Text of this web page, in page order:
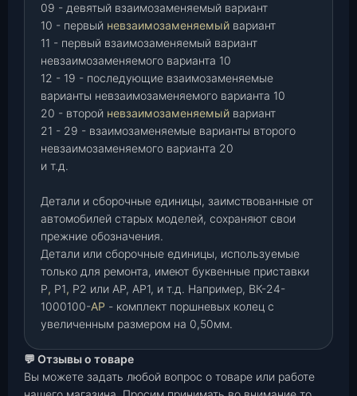
09 - девятый взаимозаменяемый вариант
10 - первый невзаимозаменяемый вариант
11 - первый взаимозаменяемый вариант
невзаимозаменяемого варианта 10
12 - 19 - последующие взаимозаменяемые
варианты невзаимозаменяемого варианта 10
20 - второй невзаимозаменяемый вариант
21 - 29 - взаимозаменяемые варианты второго
невзаимозаменяемого варианта 20
и т.д.
Детали и сборочные единицы, заимствованные от
автомобилей старых моделей, сохраняют свои
прежние обозначения.
Детали или сборочные единицы, используемые
только для ремонта, имеют буквенные приставки
Р, Р1, Р2 или АР, АР1, и т.д. Например, ВК-24-
1000100-АР - комплект поршневых колец с
увеличенным размером на 0,50мм.
💬 Отзывы о товаре
Вы можете задать любой вопрос о товаре или работе